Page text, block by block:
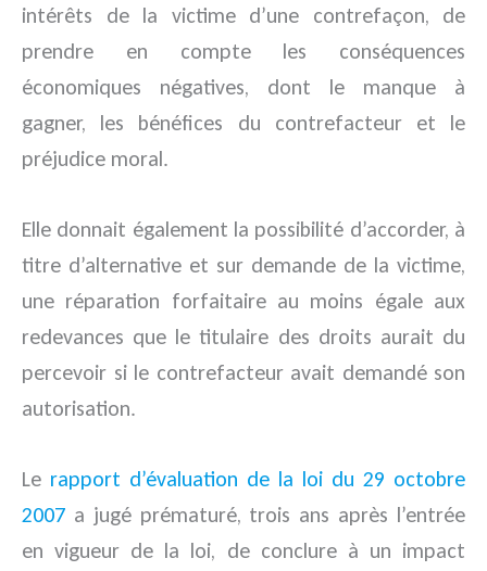
intérêts de la victime d’une contrefaçon, de
prendre en compte les conséquences
économiques négatives, dont le manque à
gagner, les bénéfices du contrefacteur et le
préjudice moral.
Elle donnait également la possibilité d’accorder, à
titre d’alternative et sur demande de la victime,
une réparation forfaitaire au moins égale aux
redevances que le titulaire des droits aurait du
percevoir si le contrefacteur avait demandé son
autorisation.
Le rapport d’évaluation de la loi du 29 octobre
2007 a jugé prématuré, trois ans après l’entrée
en vigueur de la loi, de conclure à un impact